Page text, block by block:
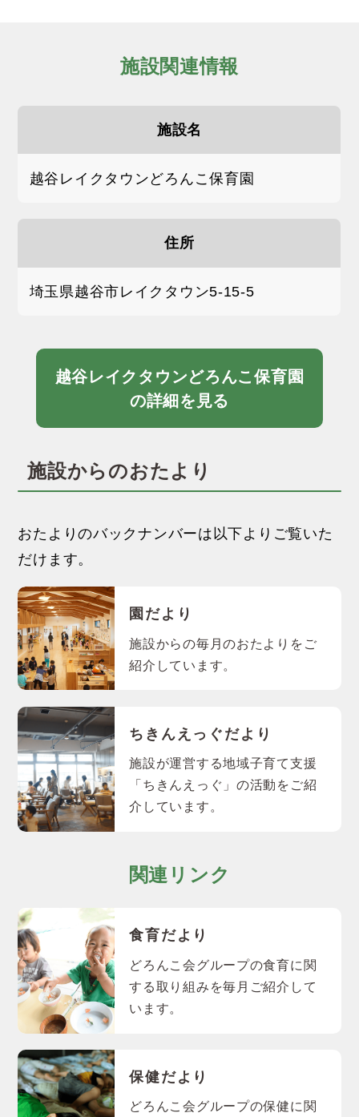
施設関連情報
施設名
越谷レイクタウンどろんこ保育園
住所
埼玉県越谷市レイクタウン5-15-5
越谷レイクタウンどろんこ保育園
の詳細を見る
施設からのおたより
おたよりのバックナンバーは以下よりご覧いた
だけます。
園だより
施設からの毎月のおたよりをご
紹介しています。
ちきんえっぐだより
施設が運営する地域子育て支援
「ちきんえっぐ」の活動をご紹
介しています。
関連リンク
食育だより
どろんこ会グループの食育に関
する取り組みを毎月ご紹介して
います。
保健だより
どろんこ会グループの保健に関